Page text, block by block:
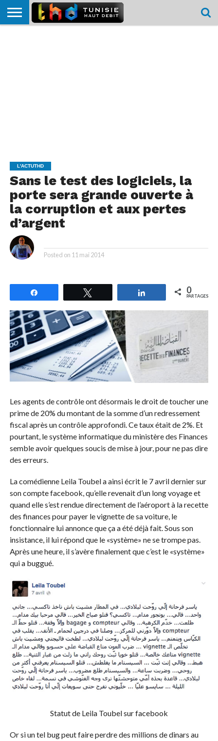
L'ACTUTHD
Sans le test des logiciels, la
porte sera grande ouverte à
la corruption et aux pertes
d’argent
Posted on 11 mai 2014
Partagez 0
PARTAGES
Les agents de contrôle ont désormais le droit de toucher une
prime de 20% du montant de la somme d’un redressement
fiscal après un contrôle approfondi. Ce taux était de 2%. Et
pourtant, le système informatique du ministère des Finances
semble avoir quelques soucis de mise à jour, pour ne pas dire
des erreurs.
La comédienne Leila Toubel a ainsi écrit le 7 avril dernier sur
son compte facebook, qu’elle revenait d’un long voyage et
quand elle s’est rendue directement de l’aéroport à la recette
des finances pour payer le vignette de sa voiture, le
fonctionnaire lui annonce que ça a été déjà fait. Sous son
insistance, il lui répond que le «système» ne se trompe pas.
Après une heure, il s’avère finalement que c’est le «système»
qui a buggué.
Statut de Leila Toubel sur facebook
Or si un tel bug peut faire perdre des millions de dinars au